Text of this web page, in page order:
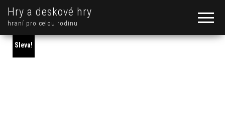
Hry a deskové hry
hraní pro celou rodinu
Sleva!